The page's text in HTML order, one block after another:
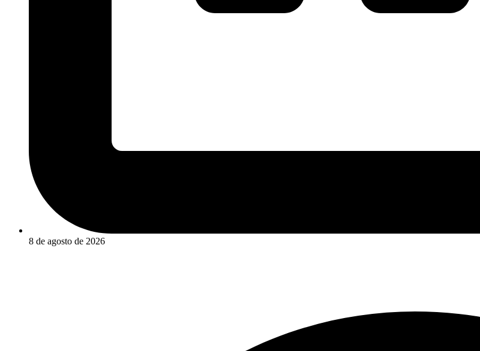
8 de agosto de 2026